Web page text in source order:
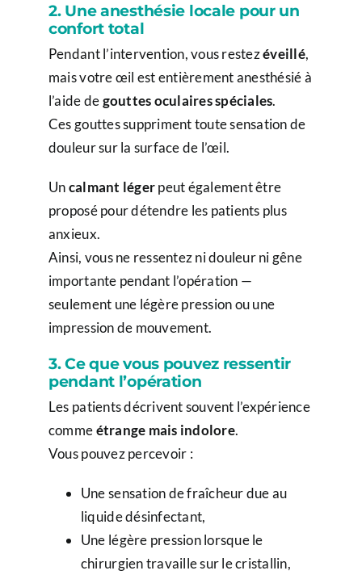
2. Une anesthésie locale pour un
confort total
Pendant l’intervention, vous restezéveillé,
mais votre œil est entièrement anesthésié à
l’aide degouttes oculaires spéciales.
Ces gouttes suppriment toute sensation de
douleur sur la surface de l’œil.
Uncalmant légerpeut également être
proposé pour détendre les patients plus
anxieux.
Ainsi, vous ne ressentez ni douleur ni gêne
importante pendant l’opération —
seulement une légère pression ou une
impression de mouvement.
3. Ce que vous pouvez ressentir
pendant l’opération
Les patients décrivent souvent l’expérience
commeétrange mais indolore.
Vous pouvez percevoir :
Une sensation de fraîcheur due au
liquide désinfectant,
Une légère pression lorsque le
chirurgien travaille sur le cristallin,